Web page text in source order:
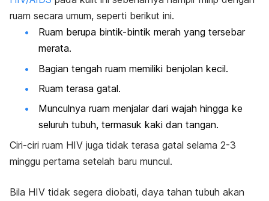
ruam secara umum, seperti berikut ini.
Ruam berupa bintik-bintik merah yang tersebar
merata.
Bagian tengah ruam memiliki benjolan kecil.
Ruam terasa gatal.
Munculnya ruam menjalar dari wajah hingga ke
seluruh tubuh, termasuk kaki dan tangan.
Ciri-ciri ruam HIV juga tidak terasa gatal selama 2-3
minggu pertama setelah baru muncul.
Bila HIV tidak segera diobati, daya tahan tubuh akan